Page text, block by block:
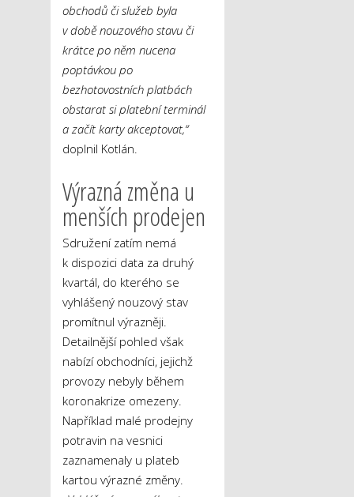
obchodů či služeb byla
v době nouzového stavu či
krátce po něm nucena
poptávkou po
bezhotovostních platbách
obstarat si platební terminál
a začít karty akceptovat,“
doplnil Kotlán.
Výrazná změna u
menších prodejen
Sdružení zatím nemá
k dispozici data za druhý
kvartál, do kterého se
vyhlášený nouzový stav
promítnul výrazněji.
Detailnější pohled však
nabízí obchodníci, jejichž
provozy nebyly během
koronakrize omezeny.
Například malé prodejny
potravin na vesnici
zaznamenaly u plateb
kartou výrazné změny.